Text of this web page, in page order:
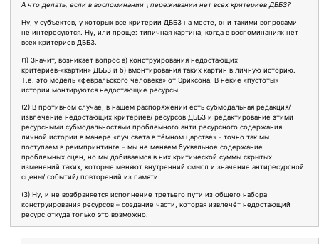
А что делать, если в воспоминании \ переживании нет всех критериев ДББЗ?
Ну, у субъектов, у которых все критерии ДББЗ на месте, они такими вопросами
не интересуются. Ну, или проще: типичная картина, когда в воспоминаниях нет
всех критериев ДББЗ.
(1) Значит, возникает вопрос а) конструирования недостающих
критериев-«картин» ДББЗ и б) вмонтирования таких картин в личную историю.
Т.е. это модель «февральского человека» от Эриксона. В некие «пустоты»
истории монтируются недостающие ресурсы.
(2) В противном случае, в нашем распоряжении есть субмодальная редакция/
извлечение недостающих критериев/ ресурсов ДББЗ и редактирование этими
ресурсными субмодальностями проблемного анти ресурсного содержания
личной истории в манере «луч света в тёмном царстве» - точно так мы
поступаем в реимпринтинге – мы не меняем буквальное содержание
проблемных сцен, но мы добиваемся в них критической суммы скрытых
изменений таких, которые меняют внутренний смысл и значение антиресурсной
сцены/ событий/ повторений из памяти.
(3) Ну, и не возбраняется исполнение третьего пути из общего набора
конструирования ресурсов – создание части, которая извлечёт недостающий
ресурс откуда только это возможно.